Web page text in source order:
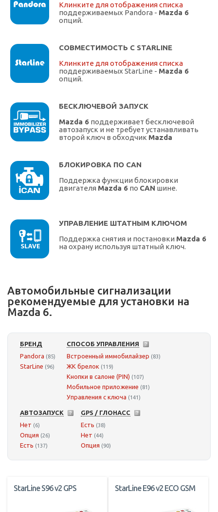
Клинките для отображения списка
поддерживаемых Pandora - Mazda 6
опций.
СОВМЕСТИМОСТЬ С STARLINE
Клинките для отображения списка
поддерживаемых StarLine - Mazda 6
опций.
БЕСКЛЮЧЕВОЙ ЗАПУСК
Mazda 6 поддерживает бесключевой
автозапуск и не требует устанавливать
второй ключ в обходчик Mazda
БЛОКИРОВКА ПО CAN
Поддержка функции блокировки
двигателя Mazda 6 по CAN шине.
УПРАВЛЕНИЕ ШТАТНЫМ КЛЮЧОМ
Поддержка снятия и постановки Mazda 6
на охрану используя штатный ключ.
Автомобильные сигнализации
рекомендуемые для установки на
Mazda 6.
БРЕНД
Pandora (85)
StarLine (96)
СПОСОБ УПРАВЛЕНИЯ
Встроенный иммобилайзер (83)
ЖК брелок (119)
Кнопки в салоне (PIN) (107)
Мобильное приложение (81)
Управления с ключа (141)
АВТОЗАПУСК
Нет (6)
Опция (26)
Есть (137)
GPS / ГЛОНАСС
Есть (38)
Нет (44)
Опция (90)
StarLine S96 v2 GPS StarLine E96 v2 ECO GSM